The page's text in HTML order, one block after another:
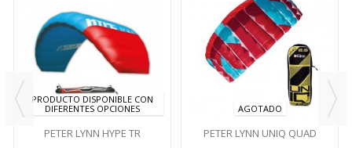
PRODUCTO DISPONIBLE CON
DIFERENTES OPCIONES
PETER LYNN HYPE TR
AGOTADO
PETER LYNN UNIQ QUAD